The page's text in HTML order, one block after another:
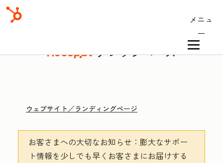
メニュ
ー
ナレッジベース
ウェブサイト／ランディングページ
お客さまへの大切なお知らせ ：膨大なサポー
ト情報を少しでも早くお客さまにお届けする